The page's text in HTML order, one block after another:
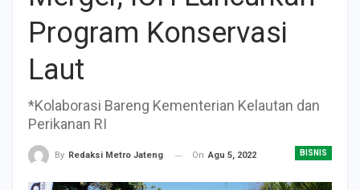
Program Konservasi
Laut
*Kolaborasi Bareng Kementerian Kelautan dan
Perikanan RI
BISNIS
By Redaksi Metro Jateng On Agu 5, 2022